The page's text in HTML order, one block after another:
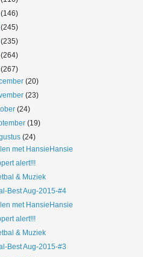
(146)
(245)
(235)
(264)
(267)
(20)
(23)
(24)
(19)
(24)
met HansieHansie
alert!!!
& Muziek
Best Aug-2015-#4
met HansieHansie
alert!!!
& Muziek
Best Aug-2015-#3